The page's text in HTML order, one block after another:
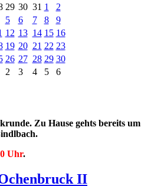
29 30 31 1
2
5 6 7 8
9
12 13 14 15 16
19 20 21 22 23
26 27 28 29 30
2 3 4 5 6
Zu Hause gehts bereits um
Uhr.
II